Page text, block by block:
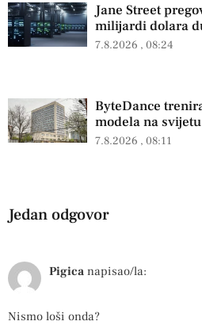
Jane Street
milijardi dolara
7.8.2026 08:24
ByteDance
modela na svijetu
7.8.2026 08:11
Jedan odgovor
Pigica napisao/la:
Nismo loši onda?